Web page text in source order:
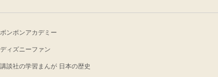
ボンボンアカデミー
ディズニーファン
講談社の学習まんが 日本の歴史